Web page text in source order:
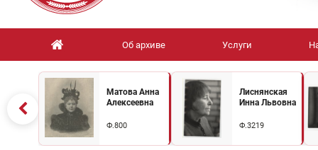
Об архиве Услуги
Матова Анна
Алексеевна
Ф.800
Лиснянская
Инна Львовна
Ф.3219